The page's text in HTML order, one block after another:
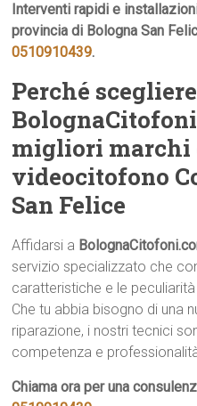
Interventi rapidi e
provincia di Bologna San
0510910439.
Perché scegliere
migliori marchi
videocitofono
San Felice
Affidarsi a
servizio specializzato che
caratteristiche e le
Che tu abbia bisogno di una
riparazione, i nostri tecnici
competenza e
Chiama ora per una